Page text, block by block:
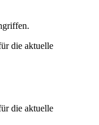
die aktuelle
die aktuelle